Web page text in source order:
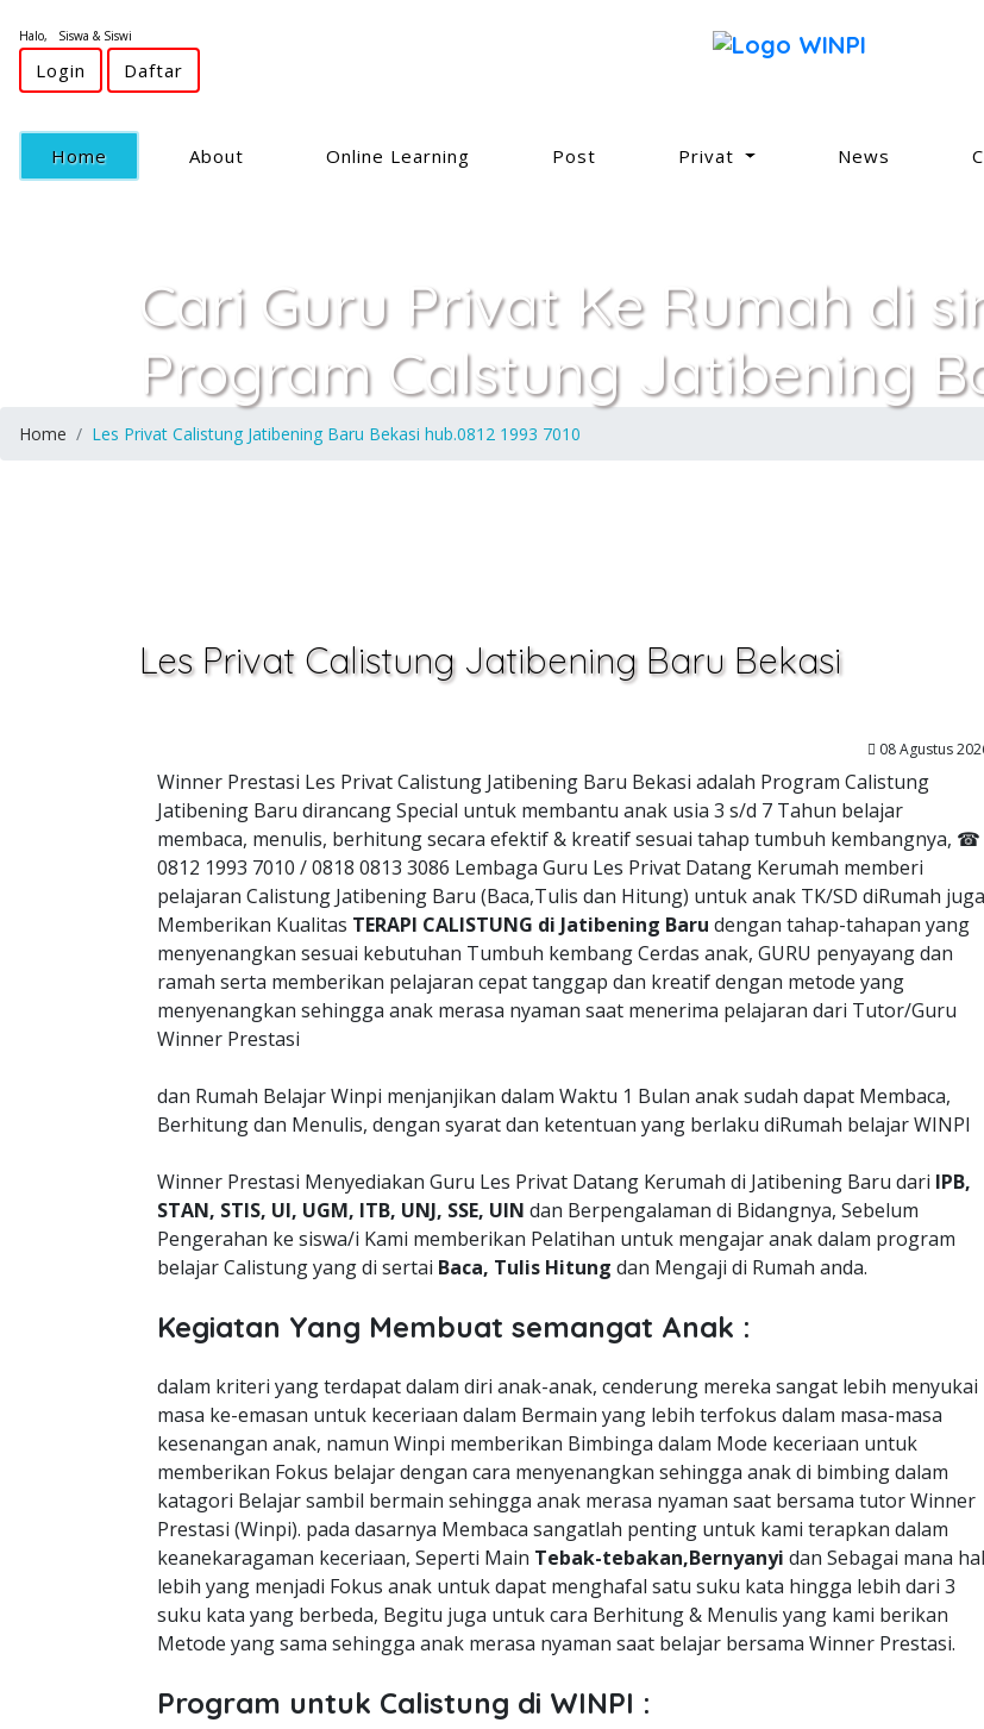
Halo, Siswa & Siswi
Login Daftar
Home(current) About Online Learning Post Privat News
Cari Guru Privat Ke Rumah di
Program Calstung Jatibening
Home Les Privat Calistung Jatibening Baru Bekasi hub.0812 1993 7010
Les Privat Calistung Jatibening Baru Bekasi
08 Agustus
Winner Prestasi Les Privat Calistung Jatibening Baru Bekasi adalah Program Calistung
Jatibening Baru dirancang Special untuk membantu anak usia 3 s/d 7 Tahun belajar
membaca, menulis, berhitung secara efektif & kreatif sesuai tahap tumbuh kembangnya, ☎
0812 1993 7010 / 0818 0813 3086 Lembaga Guru Les Privat Datang Kerumah memberi
pelajaran Calistung Jatibening Baru (Baca,Tulis dan Hitung) untuk anak TK/SD diRumah juga
Memberikan Kualitas TERAPI CALISTUNG di Jatibening Baru dengan tahap-tahapan yang
menyenangkan sesuai kebutuhan Tumbuh kembang Cerdas anak, GURU penyayang dan
ramah serta memberikan pelajaran cepat tanggap dan kreatif dengan metode yang
menyenangkan sehingga anak merasa nyaman saat menerima pelajaran dari Tutor/Guru
Winner Prestasi
dan Rumah Belajar Winpi menjanjikan dalam Waktu 1 Bulan anak sudah dapat Membaca,
Berhitung dan Menulis, dengan syarat dan ketentuan yang berlaku diRumah belajar WINPI
Winner Prestasi Menyediakan Guru Les Privat Datang Kerumah di Jatibening Baru dari IPB,
STAN, STIS, UI, UGM, ITB, UNJ, SSE, UIN dan Berpengalaman di Bidangnya, Sebelum
Pengerahan ke siswa/i Kami memberikan Pelatihan untuk mengajar anak dalam program
belajar Calistung yang di sertai Baca, Tulis Hitung dan Mengaji di Rumah anda.
Kegiatan Yang Membuat semangat Anak :
dalam kriteri yang terdapat dalam diri anak-anak, cenderung mereka sangat lebih menyukai
masa ke-emasan untuk keceriaan dalam Bermain yang lebih terfokus dalam masa-masa
kesenangan anak, namun Winpi memberikan Bimbinga dalam Mode keceriaan untuk
memberikan Fokus belajar dengan cara menyenangkan sehingga anak di bimbing dalam
katagori Belajar sambil bermain sehingga anak merasa nyaman saat bersama tutor Winner
Prestasi (Winpi). pada dasarnya Membaca sangatlah penting untuk kami terapkan dalam
keanekaragaman keceriaan, Seperti Main Tebak-tebakan,Bernyanyi dan Sebagai mana hal
lebih yang menjadi Fokus anak untuk dapat menghafal satu suku kata hingga lebih dari 3
suku kata yang berbeda, Begitu juga untuk cara Berhitung & Menulis yang kami berikan
Metode yang sama sehingga anak merasa nyaman saat belajar bersama Winner Prestasi.
Program untuk Calistung di WINPI :